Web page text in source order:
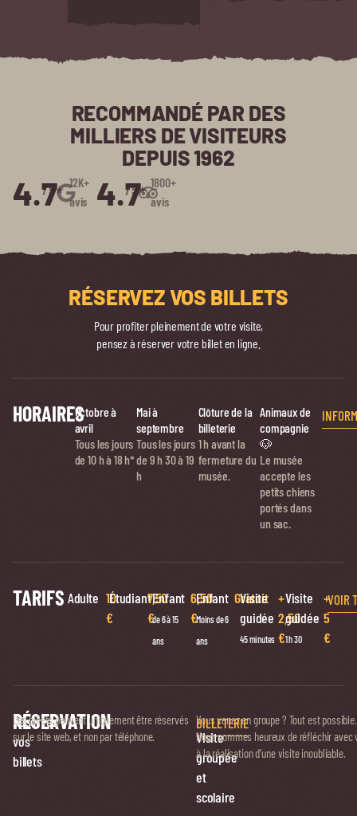
RECOMMANDÉ PAR DES
MILLIERS DE VISITEURS
DEPUIS 1962
4.7
/5⭑ 12K+
avis
4.7
/5⭑ 1800+
avis
RÉSERVEZ VOS BILLETS
Pour profiter pleinement de votre visite,
pensez à réserver votre billet en ligne.
HORAIRESOctobre à
avril
Tous les jours
de 10 h à 18 h*
Mai à
septembre
Tous les jours
de 9 h 30 à 19
h
Clôture de la
billeterie
1 h avant la
fermeture du
musée.
Animaux de
compagnie
🐶
Le musée
accepte les
petits chiens
portés dans
un sac.
TARIFS Adulte 10
€
Étudiant7,50
€
Enfant
de 6 à 15
ans
6,50
€
Enfant
Moins de 6
ans
Gratuit
Visite
guidée
45 minutes
+
2,50
€
Visite
guidée
1 h 30
+
5
€
VOIR
RÉSERVATION
Réservez
vos
billets
Les billets peuvent uniquement être réservés
sur le site web, et non par téléphone.
BILLETERIE
Visite
groupée
et
scolaire
Vous venez en groupe ? Tout est possible.
Nous sommes heureux de réfléchir avec
à la réalisation d’une visite inoubliable.